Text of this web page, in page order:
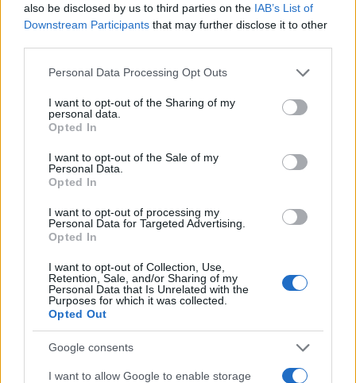
also be disclosed by us to third parties on the IAB’s List of
Downstream Participants that may further disclose it to other
Please note that this website/app uses one or more Google
not limited to your visit or usage behaviour. You may click to
grant or deny consent to Google and its third-party tags to
use your data for below specified purposes in below Google
consent section.
Personal Data Processing Opt Outs
I want to opt-out of the Sharing of my
personal data.
Opted In
I want to opt-out of the Sale of my
Personal Data.
Opted In
I want to opt-out of processing my
Personal Data for Targeted Advertising.
Opted In
I want to opt-out of Collection, Use,
Retention, Sale, and/or Sharing of my
Personal Data that Is Unrelated with the
Purposes for which it was collected.
Opted Out
Google consents
I want to allow Google to enable storage